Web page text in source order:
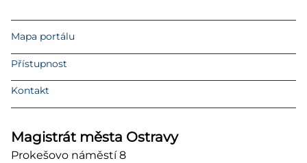
Mapa portálu
Přístupnost
Kontakt
Magistrát města Ostravy
Prokešovo náměstí 8